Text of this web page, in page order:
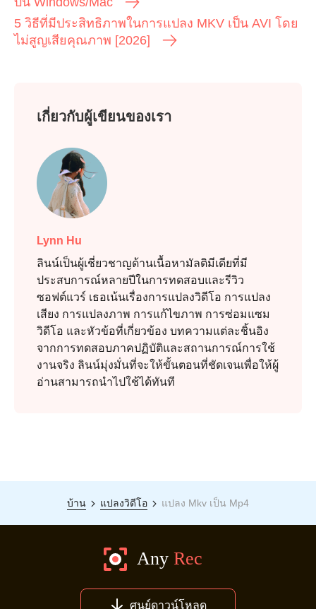
ขั้นตอนที่
1.
5 วิธีที่มีประสิทธิภาพในการแปลง MKV เป็น AVI โดย
ไม่สูญเสียคุณภาพ [2026]
เกี่ยวกับผู้เขียนของเรา
Lynn Hu
ลินน์เป็นผู้เชี่ยวชาญด้านเนื้อหามัลติมีเดียที่มี
ประสบการณ์หลายปีในการทดสอบและรีวิว
ซอฟต์แวร์ เธอเน้นเรื่องการแปลงวิดีโอ การแปลง
เสียง การแปลงภาพ การแก้ไขภาพ การซ่อมแซม
วิดีโอ และหัวข้อที่เกี่ยวข้อง บทความแต่ละชิ้นอิง
จากการทดสอบภาคปฏิบัติและสถานการณ์การใช้
งานจริง ลินน์มุ่งมั่นที่จะให้ขั้นตอนที่ชัดเจนเพื่อให้ผู้
อ่านสามารถนำไปใช้ได้ทันที
บ้าน แปลงวิดีโอ แปลง Mkv เป็น Mp4
ศูนย์ดาวน์โหลด